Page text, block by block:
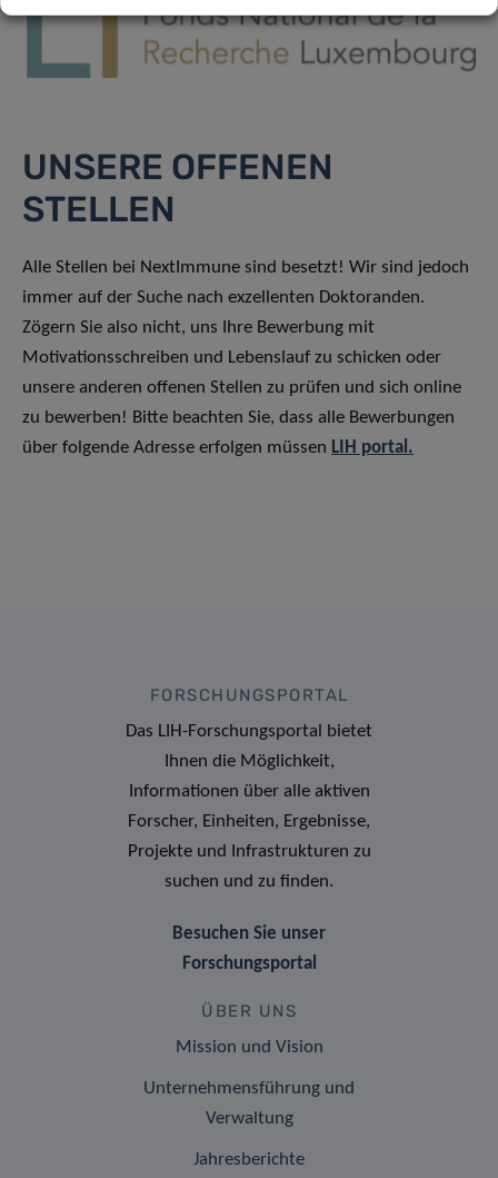
UNSERE OFFENEN
STELLEN
Alle Stellen bei NextImmune sind besetzt! Wir sind jedoch
immer auf der Suche nach exzellenten Doktoranden.
Zögern Sie also nicht, uns Ihre Bewerbung mit
Motivationsschreiben und Lebenslauf zu schicken oder
unsere anderen offenen Stellen zu prüfen und sich online
zu bewerben! Bitte beachten Sie, dass alle Bewerbungen
über folgende Adresse erfolgen müssen LIH portal.
FORSCHUNGSPORTAL
Das LIH-Forschungsportal bietet
Ihnen die Möglichkeit,
Informationen über alle aktiven
Forscher, Einheiten, Ergebnisse,
Projekte und Infrastrukturen zu
suchen und zu finden.
Besuchen Sie unser
Forschungsportal
ÜBER UNS
Mission und Vision
Unternehmensführung und
Verwaltung
Jahresberichte